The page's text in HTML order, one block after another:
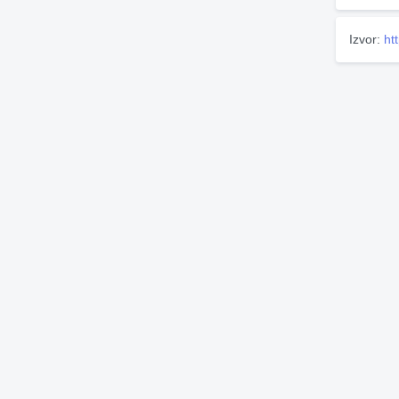
Izvor: